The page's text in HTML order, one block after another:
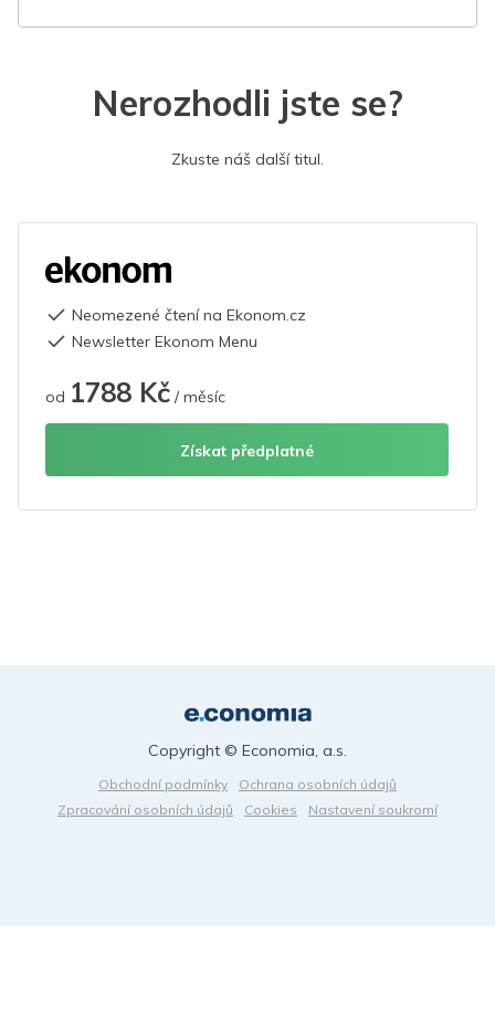
Nerozhodli jste se?
Zkuste náš další titul.
Neomezené čtení na Ekonom.cz
Newsletter Ekonom Menu
od 1788 Kč / měsíc
Získat předplatné
Obchodní podmínky
Ochrana osobních údajů
Zpracování osobních údajů
Cookies Nastavení soukromí
Copyright © Economia, a.s.